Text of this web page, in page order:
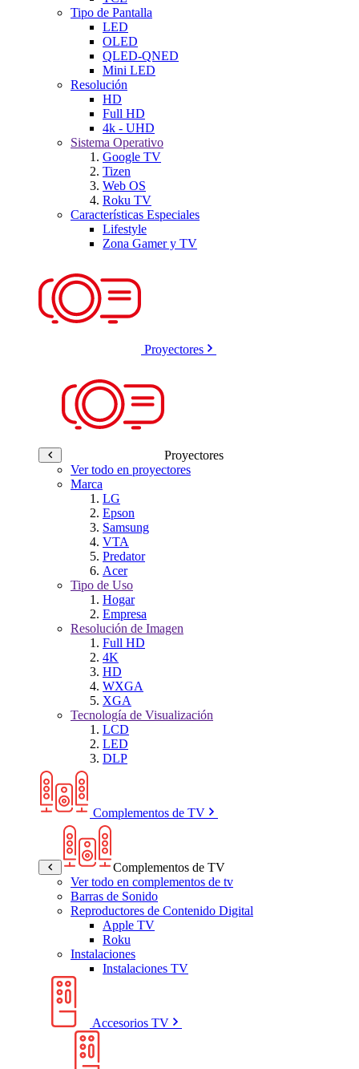
Tipo de Pantalla
LED
OLED
QLED-QNED
Mini LED
Resolución
HD
Full HD
4k - UHD
Sistema Operativo
Google TV
Tizen
Web OS
Roku TV
Características Especiales
Lifestyle
Zona Gamer y TV
Proyectores
Proyectores
Ver todo en proyectores
Marca
LG
Epson
Samsung
VTA
Predator
Acer
Tipo de Uso
Hogar
Empresa
Resolución de Imagen
Full HD
4K
HD
WXGA
XGA
Tecnología de Visualización
LCD
LED
DLP
Complementos de TV
Complementos de TV
Ver todo en complementos de tv
Barras de Sonido
Reproductores de Contenido Digital
Apple TV
Roku
Instalaciones
Instalaciones TV
Accesorios TV